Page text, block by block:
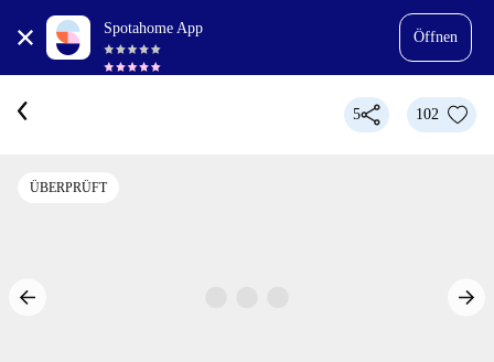
Spotahome App
Öffnen
5 102
ÜBERPRÜFT